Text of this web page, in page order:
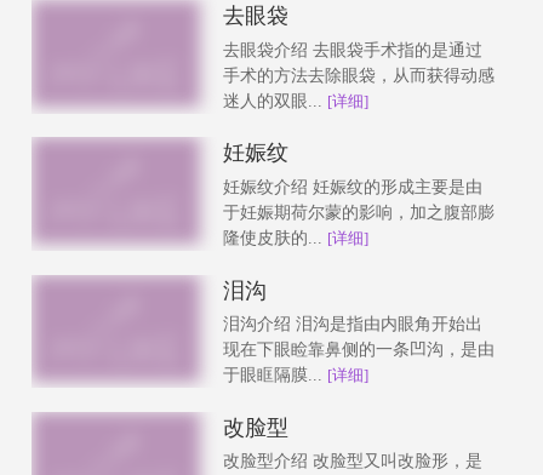
去眼袋
去眼袋介绍 去眼袋手术指的是通过
手术的方法去除眼袋，从而获得动感
迷人的双眼... [详细]
妊娠纹
妊娠纹介绍 妊娠纹的形成主要是由
于妊娠期荷尔蒙的影响，加之腹部膨
隆使皮肤的... [详细]
泪沟
泪沟介绍 泪沟是指由内眼角开始出
现在下眼睑靠鼻侧的一条凹沟，是由
于眼眶隔膜... [详细]
改脸型
改脸型介绍 改脸型又叫改脸形，是